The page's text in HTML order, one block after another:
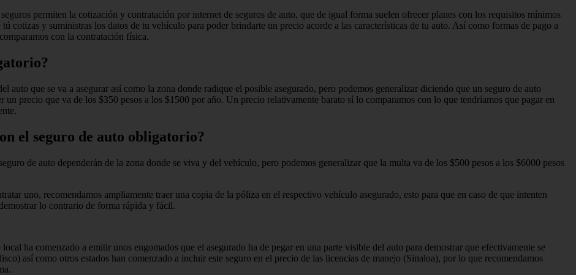
permiten la cotización y contratación por internet de seguros de auto, que de igual forma suelen ofrecer planes con los requisitos mínimos
cotizas y suministras los datos de tu vehículo para poder brindarte un precio acorde a las características de tu auto. Así como formas de pago a
con la contratación física.
auto que se va a asegurar así como la zona donde radique el posible asegurado, pero podemos generalizar diciendo que un seguro de auto
precio que va de los $350 pesos a los $1500 por año. Un precio relativamente barato sí lo comparamos con lo que tendríamos que pagar en
el seguro de auto obligatorio?
de auto dependerán de la zona donde se viva y del vehículo, pero podemos generalizar que la multa va de los $500 pesos a los $6000 pesos
uno, recomendamos ampliamente traer una copia de la póliza en el respectivo vehículo asegurado, esto para que en caso de que intenten
lo contrario de forma rápida y fácil.
ha comenzado a emitir unos engomados que el asegurado ha de pegar en una parte visible del auto para demostrar que efectivamente se
así como otros estados han comenzado a incluir este seguro en el precio de las licencias de manejo (Sinaloa), por lo que recomendamos